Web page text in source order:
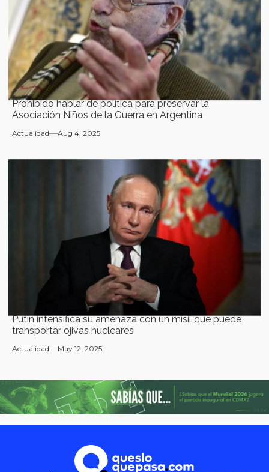
Prohibido hablar de política para preservar la
Asociación Niños de la Guerra en Argentina
Actualidad Aug 4, 2025
Putin intensifica su amenaza con un misil que puede
transportar ojivas nucleares
Actualidad May 12, 2025